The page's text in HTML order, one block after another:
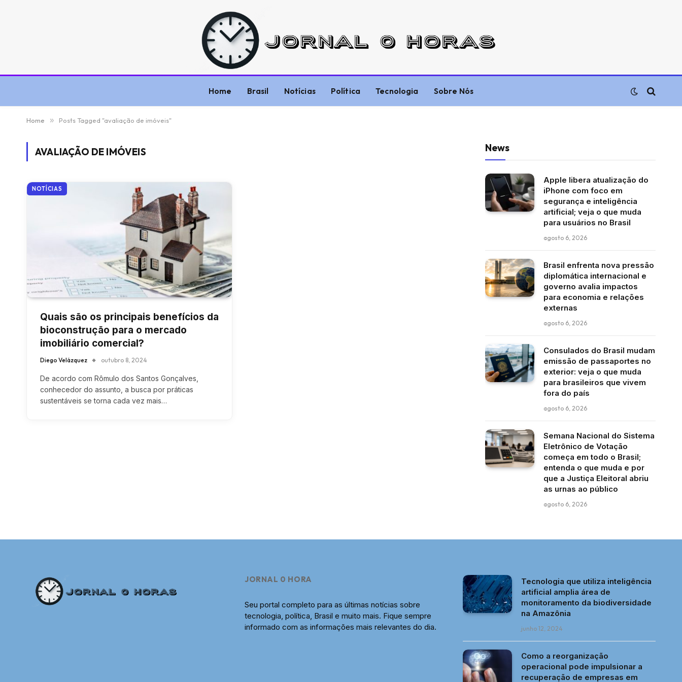
Home Brasil Notícias Política Tecnologia Sobre Nós
Home » Posts Tagged "avaliação de imóveis"
AVALIAÇÃO DE IMÓVEIS
NOTÍCIAS
Quais são os principais benefícios da
bioconstrução para o mercado
imobiliário comercial?
Diego Velázquez outubro 8, 2024
De acordo com Rômulo dos Santos Gonçalves,
conhecedor do assunto, a busca por práticas
sustentáveis se torna cada vez mais…
News
Apple libera atualização do
iPhone com foco em
segurança e inteligência
artificial; veja o que muda
para usuários no Brasil
agosto 6, 2026
Brasil enfrenta nova pressão
diplomática internacional e
governo avalia impactos
para economia e relações
externas
agosto 6, 2026
Consulados do Brasil mudam
emissão de passaportes no
exterior: veja o que muda
para brasileiros que vivem
fora do país
agosto 6, 2026
Semana Nacional do Sistema
Eletrônico de Votação
começa em todo o Brasil;
entenda o que muda e por
que a Justiça Eleitoral abriu
as urnas ao público
agosto 6, 2026
JORNAL 0 HORA
Seu portal completo para as últimas notícias sobre
tecnologia, política, Brasil e muito mais. Fique sempre
informado com as informações mais relevantes do dia.
Tecnologia que utiliza inteligência
artificial amplia área de
monitoramento da biodiversidade
na Amazônia
junho 12, 2024
Como a reorganização
operacional pode impulsionar a
recuperação de empresas em